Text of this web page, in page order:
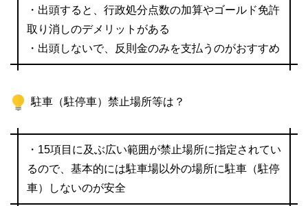
・出頭すると、行政処分点数の加算やゴールド免許
取り消しのデメリットがある
・出頭しないで、反則金のみを支払うのがおすすめ
駐車（駐停車）禁止場所等は？
・15項目に及ぶ広い範囲が禁止場所に指定されてい
るので、基本的には駐車場以外の場所に駐車（駐停
車）しないのが安全